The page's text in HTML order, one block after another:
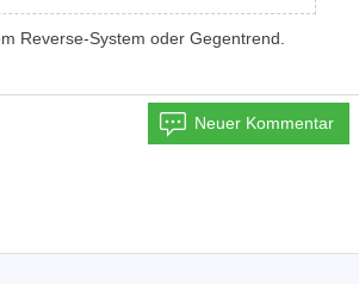
Reverse-System oder Gegentrend.
Neuer Kommentar